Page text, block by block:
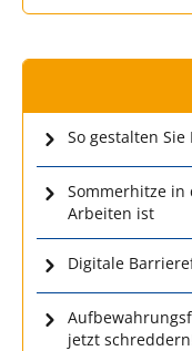
So gestalten
Sommerhitze in
Arbeiten ist
Digitale
jetzt